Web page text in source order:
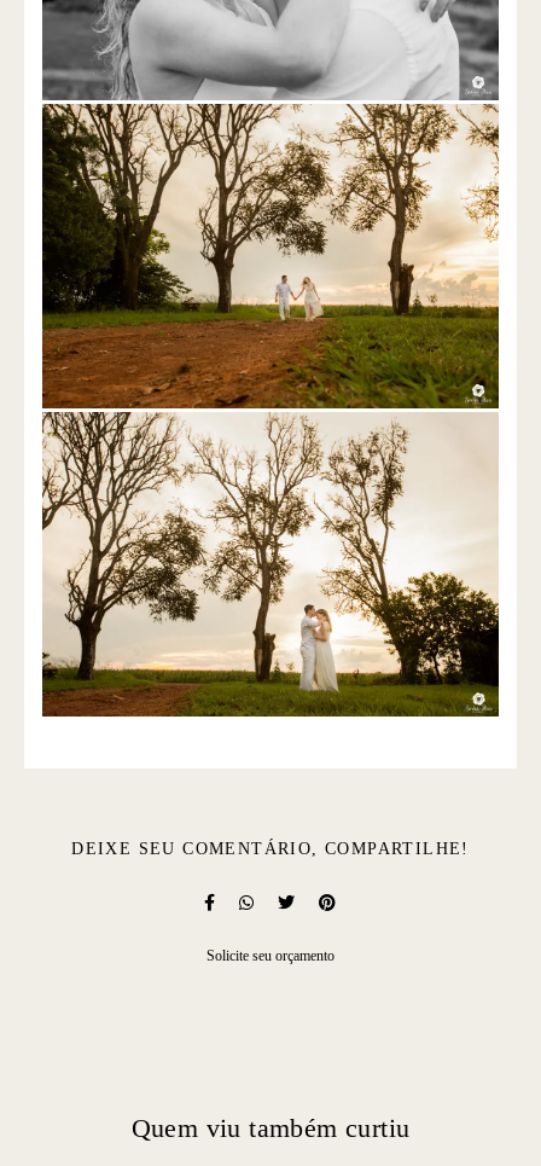
DEIXE SEU COMENTÁRIO, COMPARTILHE!
Solicite seu orçamento
Quem viu também curtiu